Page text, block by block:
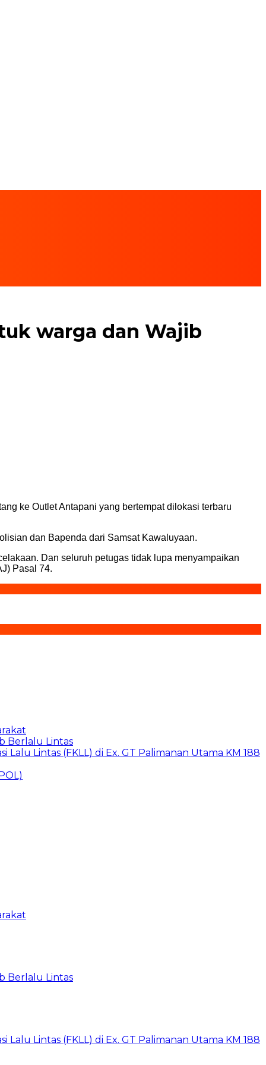
warga dan Wajib
ke Outlet Antapani yang bertempat dilokasi terbaru
dan Bapenda dari Samsat Kawaluyaan.
Dan seluruh petugas tidak lupa menyampaikan
Pasal 74.
Berlalu Lintas
Lintas (FKLL) di Ex. GT Palimanan Utama KM 188
Berlalu Lintas
Lintas (FKLL) di Ex. GT Palimanan Utama KM 188